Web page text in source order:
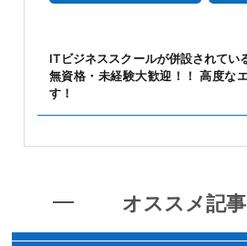
ITビジネススクールが併設されてい
無資格・未経験大歓迎！！ 高度な
す！
オススメ記